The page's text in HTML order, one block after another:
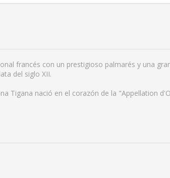
francés con un prestigioso palmarés y una
del siglo XII.
Tigana nació en el corazón de la "Appellation